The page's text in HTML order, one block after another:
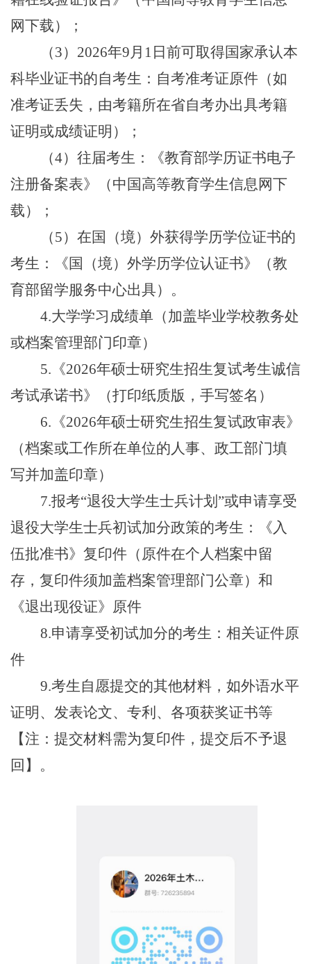
网下载）；
（3）2026年9月1日前可取得国家承认本
科毕业证书的自考生：自考准考证原件（如
准考证丢失，由考籍所在省自考办出具考籍
证明或成绩证明）；
（4）往届考生：《教育部学历证书电子
注册备案表》（中国高等教育学生信息网下
载）；
（5）在国（境）外获得学历学位证书的
考生：《国（境）外学历学位认证书》（教
育部留学服务中心出具）。
4.大学学习成绩单（加盖毕业学校教务处
或档案管理部门印章）
5.《2026年硕士研究生招生复试考生诚信
考试承诺书》（打印纸质版，手写签名）
6.《2026年硕士研究生招生复试政审表》
（档案或工作所在单位的人事、政工部门填
写并加盖印章）
7.报考“退役大学生士兵计划”或申请享受
退役大学生士兵初试加分政策的考生：《入
伍批准书》复印件（原件在个人档案中留
存，复印件须加盖档案管理部门公章）和
《退出现役证》原件
8.申请享受初试加分的考生：相关证件原
件
9.考生自愿提交的其他材料，如外语水平
证明、发表论文、专利、各项获奖证书等
【注：提交材料需为复印件，提交后不予退
回】。